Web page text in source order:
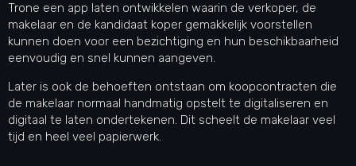
Trone een app laten ontwikkelen waarin de verkoper, de
makelaar en de kandidaat koper gemakkelijk voorstellen
kunnen doen voor een bezichtiging en hun beschikbaarheid
eenvoudig en snel kunnen aangeven.
Later is ook de behoeften ontstaan om koopcontracten die
de makelaar normaal handmatig opstelt te digitaliseren en
digitaal te laten ondertekenen. Dit scheelt de makelaar veel
tijd en heel veel papierwerk.